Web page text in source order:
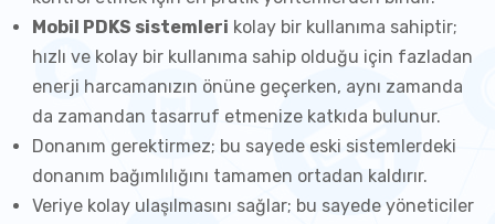
Mobil PDKS sistemleri kolay bir kullanıma sahiptir;
hızlı ve kolay bir kullanıma sahip olduğu için fazladan
enerji harcamanızın önüne geçerken, aynı zamanda
da zamandan tasarruf etmenize katkıda bulunur.
Donanım gerektirmez; bu sayede eski sistemlerdeki
donanım bağımlılığını tamamen ortadan kaldırır.
Veriye kolay ulaşılmasını sağlar; bu sayede yöneticiler